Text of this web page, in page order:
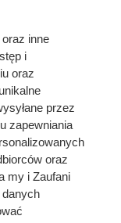
szczegółowe
ścian w
inne
i
oraz
przez
zapewniania
oraz
my i Zaufani